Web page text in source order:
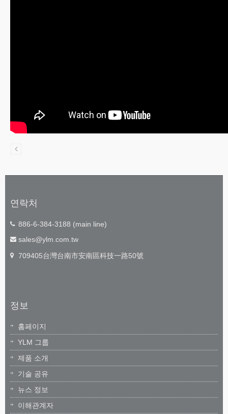
연락처
886-6-384-3188 (main line)
sales@ylm.com.tw
709405台灣台南市安南區科技一路50號
정보
홈페이지
YLM 그룹
제품 소개
기술 공유
뉴스 정보
이해관계자